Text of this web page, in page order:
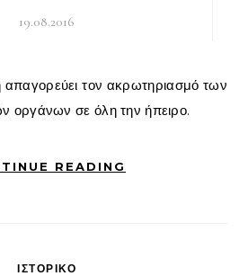
19.08.2016
οργάνων σε όλη την ήπειρο.
READING
ΙΣΤΟΡΙΚΌ